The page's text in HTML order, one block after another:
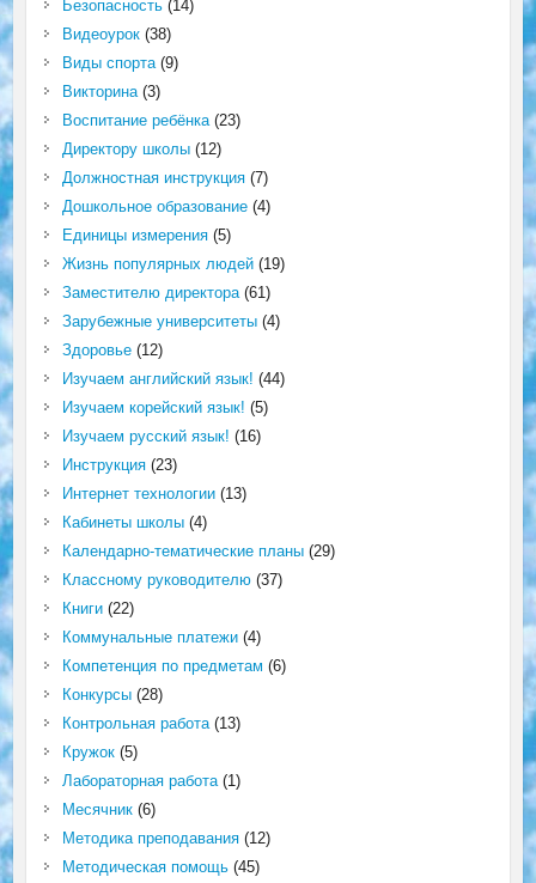
Безопасность(14)
Видеоурок(38)
Виды спорта(9)
Викторина(3)
Воспитание ребёнка(23)
Директору школы(12)
Должностная инструкция(7)
Дошкольное образование(4)
Единицы измерения(5)
Жизнь популярных людей(19)
Заместителю директора(61)
Зарубежные университеты(4)
Здоровье(12)
Изучаем английский язык! (44)
Изучаем корейский язык! (5)
Изучаем русский язык! (16)
Инструкция(23)
Интернет технологии(13)
Кабинеты школы(4)
Календарно-тематические планы(29)
Классному руководителю(37)
Книги(22)
Коммунальные платежи(4)
Компетенция по предметам (6)
Конкурсы(28)
Контрольная работа(13)
Кружок(5)
Лабораторная работа(1)
Месячник(6)
Методика преподавания(12)
Методическая помощь(45)